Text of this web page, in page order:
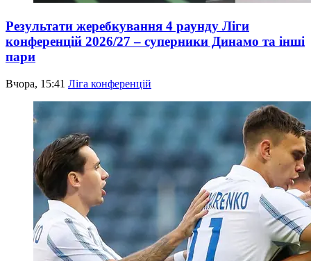
Результати жеребкування 4 раунду Ліги
конференцій 2026/27 – суперники Динамо та інші
пари
Вчора, 15:41 Ліга конференцій